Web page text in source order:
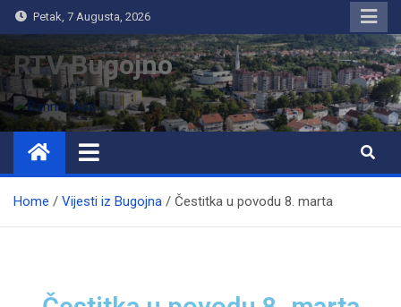
Petak, 7 Augusta, 2026
RTV Bugojno
Home Vijesti iz Bugojna Čestitka u povodu 8. marta